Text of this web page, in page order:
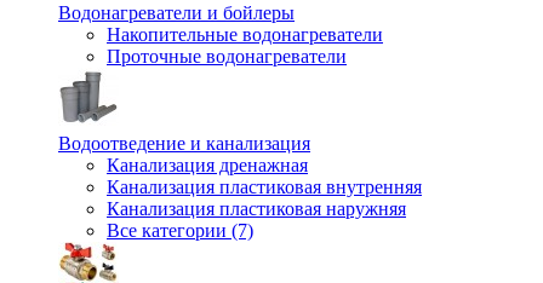
Водонагреватели и бойлеры
Накопительные водонагреватели
Проточные водонагреватели
Водоотведение и канализация
Канализация дренажная
Канализация пластиковая внутренняя
Канализация пластиковая наружняя
Все категории (7)